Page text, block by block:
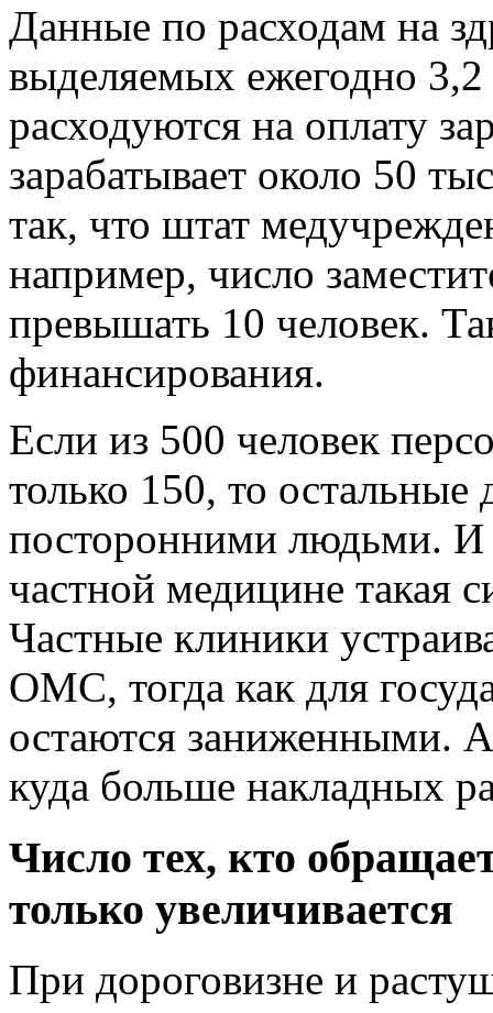
Данные по расходам на
выделяемых ежегодно
расходуются на оплату
зарабатывает около 50
так, что штат
например, число
превышать 10 человек.
финансирования.
Если из 500 человек
только 150, то
посторонними людьми. И
частной медицине такая
Частные клиники
ОМС, тогда как для
остаются заниженными. А
куда больше накладных
Число тех, кто
только увеличивается
При дороговизне и